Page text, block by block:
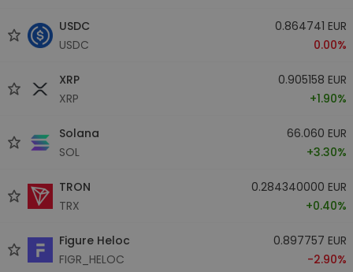
USDC
USDC
0.864741 EUR
0.00%
XRP
XRP
0.905158 EUR
+1.90%
Solana
SOL
66.060 EUR
+3.30%
TRON
TRX
0.284340000 EUR
+0.40%
Figure Heloc
FIGR_HELOC
0.897757 EUR
-2.90%